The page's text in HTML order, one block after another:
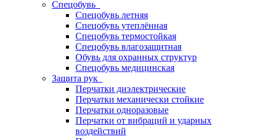
Спецобувь
Спецобувь летняя
Спецобувь утеплённая
Спецобувь термостойкая
Спецобувь влагозащитная
Обувь для охранных структур
Спецобувь медицинская
Защита рук
Перчатки диэлектрические
Перчатки механически стойкие
Перчатки одноразовые
Перчатки от вибраций и ударных
воздействий